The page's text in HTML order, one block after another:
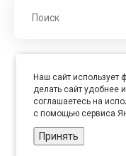
Юр. адрес : 105005,
Наш сайт
делать сайт удобнее
соглашаетесь на
с помощью сервиса
Принять